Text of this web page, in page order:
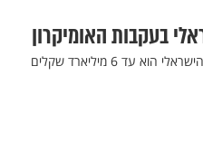
6 מיליארד שקלים